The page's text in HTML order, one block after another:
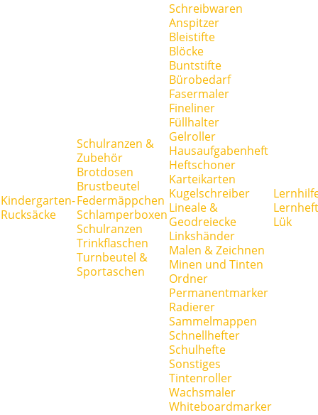
Kindergarten-
Rucksäcke
Schulranzen &
Zubehör
Brotdosen
Brustbeutel
Federmäppchen
Schlamperboxen
Schulranzen
Trinkflaschen
Turnbeutel &
Sportaschen
Schreibwaren
Anspitzer
Bleistifte
Blöcke
Buntstifte
Bürobedarf
Fasermaler
Fineliner
Füllhalter
Gelroller
Hausaufgabenheft
Heftschoner
Karteikarten
Kugelschreiber
Lineale &
Geodreiecke
Linkshänder
Malen & Zeichnen
Minen und Tinten
Ordner
Permanentmarker
Radierer
Sammelmappen
Schnellhefter
Schulhefte
Sonstiges
Tintenroller
Wachsmaler
Whiteboardmarker
Lük